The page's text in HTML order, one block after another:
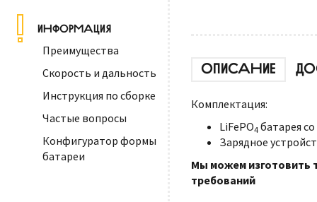
ИНФОРМАЦИЯ
Преимущества
Скорость и дальность
Инструкция по сборке
Частые вопросы
Конфигуратор формы
батареи
ОПИСАНИЕ
Комплектация:
LiFePO4 батарея
Зарядное
Мы можем изготовить
требований